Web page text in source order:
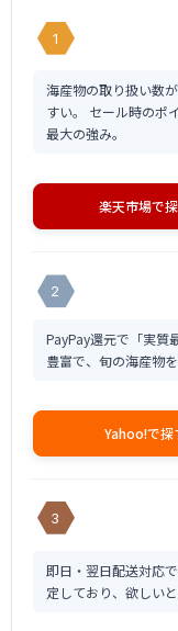
1
海産物の取り扱い数
すい。 セール時のポ
最大の強み。
楽天市場で
2
PayPay還元で「実質
豊富で、旬の海産物
Yahoo!で探
3
即日・翌日配送対応
定しており、欲しい